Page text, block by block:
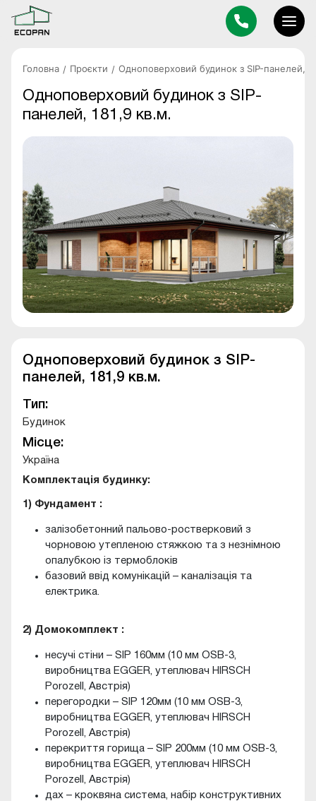
Головна Проєкти Одноповерховий будинок з SIP-панелей,
Одноповерховий будинок з SIP-
панелей, 181,9 кв.м.
Одноповерховий будинок з SIP-
панелей, 181,9 кв.м.
Тип:
Будинок
Місце:
Україна
Комплектація будинку:
1) Фундамент :
залізобетонний пальово-ростверковий з
чорновою утепленою стяжкою та з незнімною
опалубкою із термоблоків
базовий ввід комунікацій – каналізація та
електрика.
2) Домокомплект :
несучі стіни – SІP 160мм (10 мм OSB-3,
виробництва EGGER, утеплювач HIRSCH
Porozell, Австрія)
перегородки – SIP 120мм (10 мм OSB-3,
виробництва EGGER, утеплювач HIRSCH
Porozell, Австрія)
перекриття горища – SІP 200мм (10 мм OSB-3,
виробництва EGGER, утеплювач HIRSCH
Porozell, Австрія)
дах – кроквяна система, набір конструктивних